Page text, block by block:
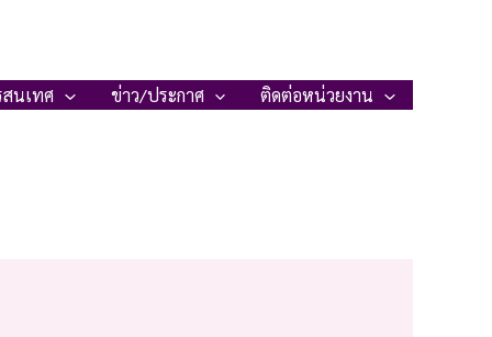
สนเทศ ข่าว/ประกาศ ติดต่อหน่วยงาน